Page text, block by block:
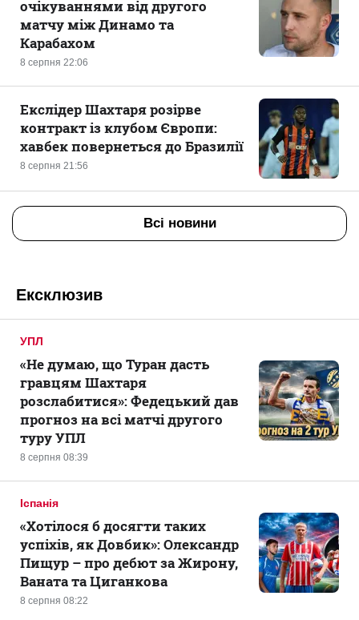
8 серпня 22:06
очікуваннями від другого
матчу між Динамо та
Карабахом
8 серпня 21:56
Екслідер Шахтаря розірве
контракт із клубом Європи:
хавбек повернеться до Бразилії
Всі новини
Ексклюзив
УПЛ
8 серпня 08:39
«Не думаю, що Туран дасть
гравцям Шахтаря
розслабитися»: Федецький дав
прогноз на всі матчі другого
туру УПЛ
Іспанія
8 серпня 08:22
«Хотілося б досягти таких
успіхів, як Довбик»: Олександр
Пищур – про дебют за Жирону,
Ваната та Циганкова